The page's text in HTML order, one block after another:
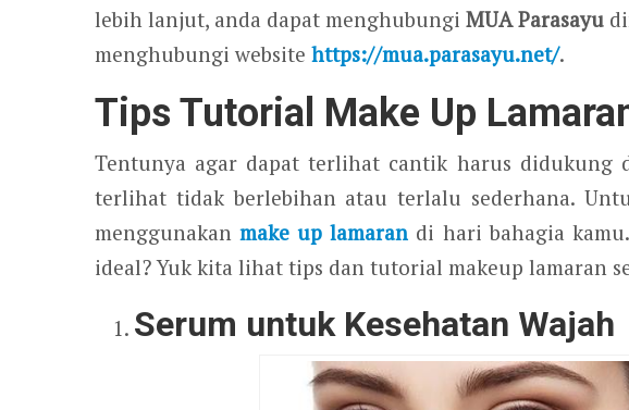
lebih lanjut, anda dapat menghubungi MUA Parasayu
menghubungi website https://mua.parasayu.net/.
Tips Tutorial Make Up
Tentunya agar dapat terlihat cantik harus didukung
terlihat tidak berlebihan atau terlalu sederhana.
menggunakanmake up lamaran di hari bahagia
ideal? Yuk kita lihat tips dan tutorial makeup lamaran
Serum untuk Kesehatan Wajah